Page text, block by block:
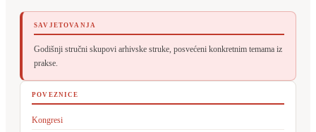
SAVJETOVANJA
Godišnji stručni skupovi arhivske struke, posvećeni konkretnim temama iz
prakse.
POVEZNICE
Kongresi